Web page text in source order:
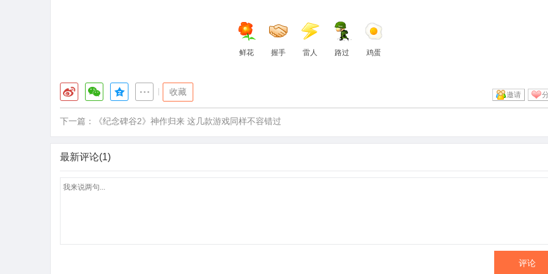
鲜花 握手 雷人 路过 鸡蛋
收藏 邀请
下一篇： 《纪念碑谷2》神作归来 这几款游戏同样不容错过
最新评论(1)
评论